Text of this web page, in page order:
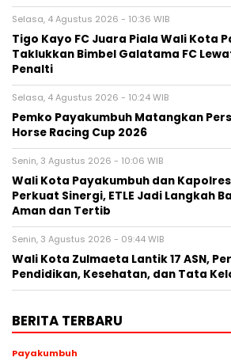
Selasa, 4 Agustus 2026 - 10:36 WIB
Tigo Kayo FC Juara Piala Wali Kota
Taklukkan Bimbel Galatama FC
Penalti
Selasa, 4 Agustus 2026 - 10:24 WIB
Pemko Payakumbuh Matangkan
Horse Racing Cup 2026
Senin, 3 Agustus 2026 - 10:06 WIB
Wali Kota Payakumbuh dan
Perkuat Sinergi, ETLE Jadi Langkah
Aman dan Tertib
Senin, 3 Agustus 2026 - 09:44 WIB
Wali Kota Zulmaeta Lantik 17 ASN,
Pendidikan, Kesehatan, dan Tata
BERITA TERBARU
Payakumbuh